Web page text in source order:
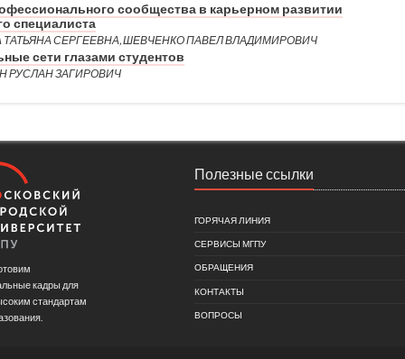
сообщества в карьерном развитии
специалиста
СЕРГЕЕВНА, ШЕВЧЕНКО ПАВЕЛ ВЛАДИМИРОВИЧ
сети глазами студентов
РУСЛАН ЗАГИРОВИЧ
кадры для
стандартам
Полезные ссылки
ГОРЯЧАЯ ЛИНИЯ
СЕРВИСЫ МГПУ
ОБРАЩЕНИЯ
КОНТАКТЫ
ВОПРОСЫ